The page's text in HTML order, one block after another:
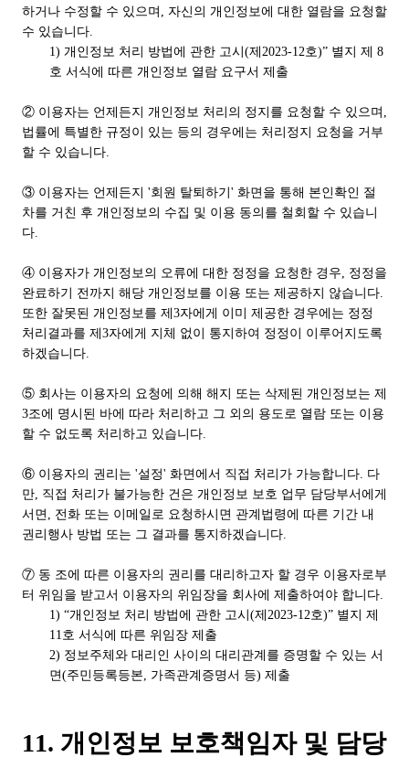
하거나 수정할 수 있으며, 자신의 개인정보에 대한 열람을 요청할
수 있습니다.
1) 개인정보 처리 방법에 관한 고시(제2023-12호)” 별지 제 8
호 서식에 따른 개인정보 열람 요구서 제출
② 이용자는 언제든지 개인정보 처리의 정지를 요청할 수 있으며,
법률에 특별한 규정이 있는 등의 경우에는 처리정지 요청을 거부
할 수 있습니다.
③ 이용자는 언제든지 '회원 탈퇴하기' 화면을 통해 본인확인 절
차를 거친 후 개인정보의 수집 및 이용 동의를 철회할 수 있습니
다.
④ 이용자가 개인정보의 오류에 대한 정정을 요청한 경우, 정정을
완료하기 전까지 해당 개인정보를 이용 또는 제공하지 않습니다.
또한 잘못된 개인정보를 제3자에게 이미 제공한 경우에는 정정
처리결과를 제3자에게 지체 없이 통지하여 정정이 이루어지도록
하겠습니다.
⑤ 회사는 이용자의 요청에 의해 해지 또는 삭제된 개인정보는 제
3조에 명시된 바에 따라 처리하고 그 외의 용도로 열람 또는 이용
할 수 없도록 처리하고 있습니다.
⑥ 이용자의 권리는 '설정' 화면에서 직접 처리가 가능합니다. 다
만, 직접 처리가 불가능한 건은 개인정보 보호 업무 담당부서에게
서면, 전화 또는 이메일로 요청하시면 관계법령에 따른 기간 내
권리행사 방법 또는 그 결과를 통지하겠습니다.
⑦ 동 조에 따른 이용자의 권리를 대리하고자 할 경우 이용자로부
터 위임을 받고서 이용자의 위임장을 회사에 제출하여야 합니다.
1) “개인정보 처리 방법에 관한 고시(제2023-12호)” 별지 제
11호 서식에 따른 위임장 제출
2) 정보주체와 대리인 사이의 대리관계를 증명할 수 있는 서
면(주민등록등본, 가족관계증명서 등) 제출
11. 개인정보 보호책임자 및 담당